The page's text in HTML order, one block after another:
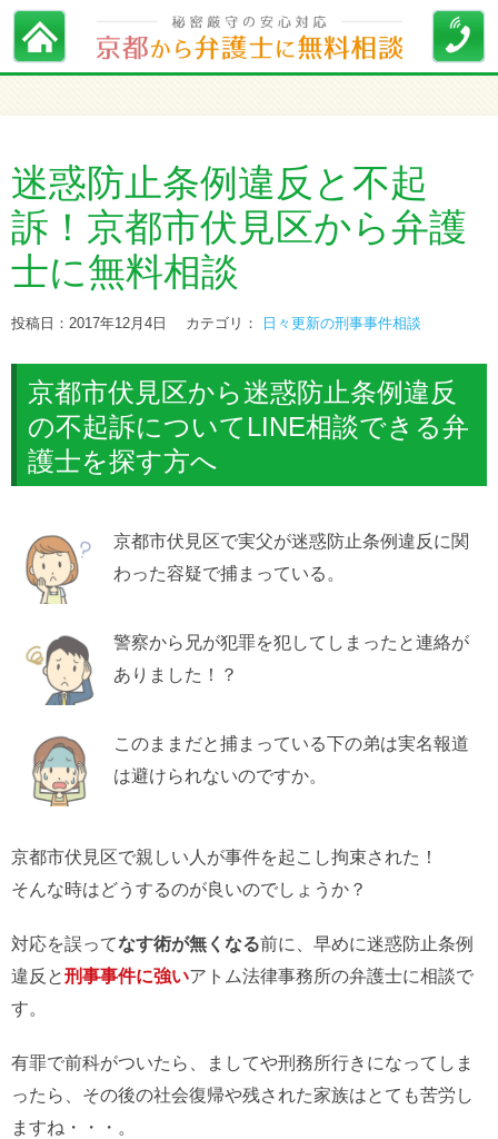
迷惑防止条例違反と不起
訴！京都市伏見区から弁護
士に無料相談
投稿日：2017年12月4日 カテゴリ： 日々更新の刑事事件相談
京都市伏見区から迷惑防止条例違反
の不起訴についてLINE相談できる弁
護士を探す方へ
京都市伏見区で実父が迷惑防止条例違反に関
わった容疑で捕まっている。
警察から兄が犯罪を犯してしまったと連絡が
ありました！？
このままだと捕まっている下の弟は実名報道
は避けられないのですか。
京都市伏見区で親しい人が事件を起こし拘束された！
そんな時はどうするのが良いのでしょうか？
対応を誤ってなす術が無くなる前に、早めに迷惑防止条例
違反と刑事事件に強いアトム法律事務所の弁護士に相談で
す。
有罪で前科がついたら、ましてや刑務所行きになってしま
ったら、その後の社会復帰や残された家族はとても苦労し
ますね・・・。